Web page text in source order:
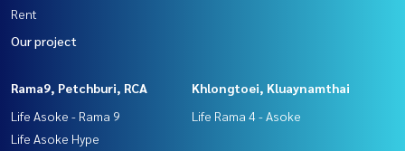
Rent
Our project
Rama9, Petchburi, RCA
Life Asoke - Rama 9
Life Asoke Hype
Khlongtoei, Kluaynamthai
Life Rama 4 - Asoke